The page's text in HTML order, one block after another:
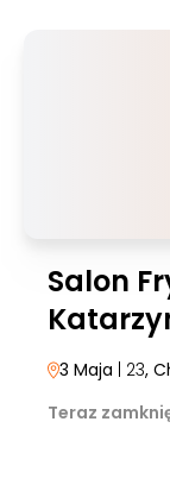
Salon
3 Maja | 23,
Teraz